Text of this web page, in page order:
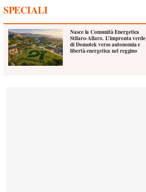
SPECIALI
Nasce la Comunità Energetica
Stilaro-Allaro. L’impronta verde
di Domotek verso autonomia e
libertà energetica nel reggino